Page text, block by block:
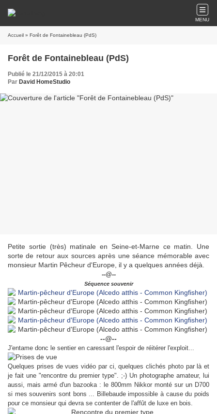
MENU
Accueil » Forêt de Fontainebleau (PdS)
Forêt de Fontainebleau (PdS)
Publié le 21/12/2015 à 20:01
Par David HomeStudio
Petite sortie (très) matinale en Seine-et-Marne ce matin. Une
sorte de retour aux sources après une séance mémorable avec
monsieur Martin Pêcheur d'Europe, il y a quelques années déjà.
--@--
Séquence souvenir
--@--
J'entame donc le sentier en caressant l'espoir de réitérer l'exploit...
Quelques prises de vues vidéo par ci, quelques clichés photo par là et
je fait une "rencontre du premier type". ;-) Un photographe amateur, lui
aussi, mais armé d'un bazooka : le 800mm Nikkor monté sur un D700
si mes souvenirs sont bons ... Billebaude impossible à cause du poids
pour ce monsieur qui devra se contenter de l'affût de luxe en bois.